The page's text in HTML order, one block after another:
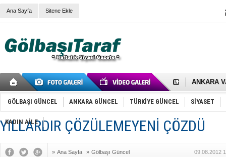
Ana Sayfa Sitene Ekle
Cemal
Samet
FAİZ
OLİMPİK
SÖZ
Mikail
GÖLBAŞI GÜNCEL ANKARA GÜNCEL TÜRKİYE GÜNCEL SİYASET
KADIN AİLE
YILLARDIR ÇÖZÜLEMEYENİ ÇÖZDÜ
» Ana Sayfa » Gölbaşı Güncel 09.08.2012